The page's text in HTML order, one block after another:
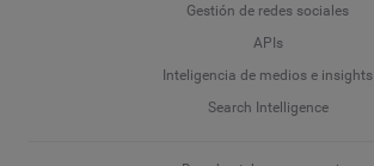
Gestión de redes sociales
APIs
Inteligencia de medios e insights
Search Intelligence